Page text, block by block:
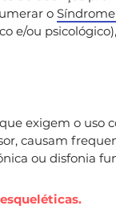
o
e/ou
exigem o uso
causam
ou disfonia